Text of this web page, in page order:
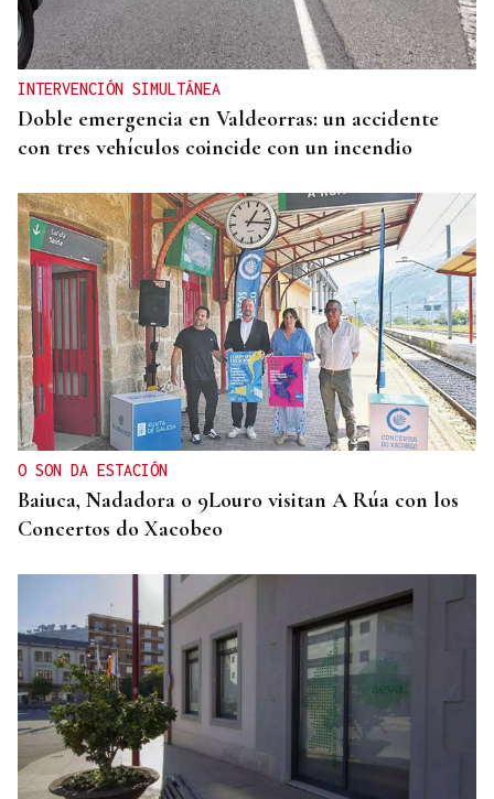
INTERVENCIÓN SIMULTÁNEA
Doble emergencia en Valdeorras: un accidente
con tres vehículos coincide con un incendio
O SON DA ESTACIÓN
Baiuca, Nadadora o 9Louro visitan A Rúa con los
Concertos do Xacobeo